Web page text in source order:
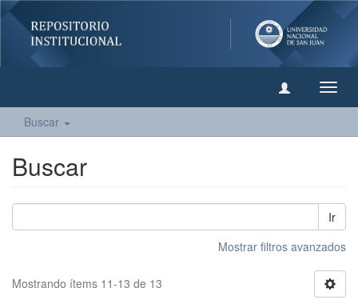
Buscar
Buscar
Ir
Mostrar filtros avanzados
Mostrando ítems 11-13 de 13